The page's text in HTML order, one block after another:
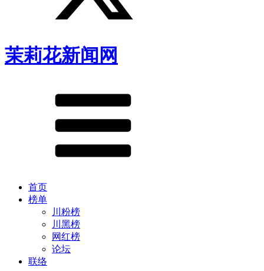
茉莉花新闻网
首页
榜单
川粉榜
川黑榜
网红榜
论坛
联络